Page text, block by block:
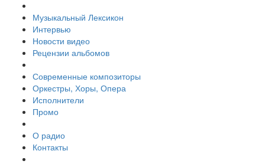
Музыкальный Лексикон
Интервью
Новости видео
Рецензии альбомов
Современные композиторы
Оркестры, Хоры, Опера
Исполнители
Промо
О радио
Контакты